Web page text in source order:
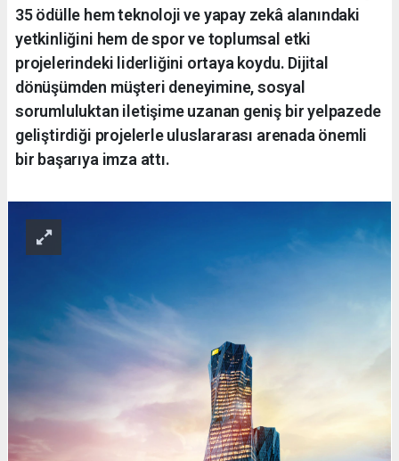
35 ödülle hem teknoloji ve yapay zekâ alanındaki
yetkinliğini hem de spor ve toplumsal etki
projelerindeki liderliğini ortaya koydu. Dijital
dönüşümden müşteri deneyimine, sosyal
sorumluluktan iletişime uzanan geniş bir yelpazede
geliştirdiği projelerle uluslararası arenada önemli
bir başarıya imza attı.